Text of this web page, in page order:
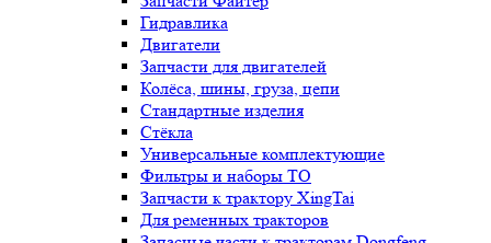
Гидравлика
Двигатели
Запчасти для двигателей
Колёса, шины, груза, цепи
Стандартные изделия
Стёкла
Универсальные комплектующие
Фильтры и наборы ТО
Запчасти к трактору XingTai
Для ременных тракторов